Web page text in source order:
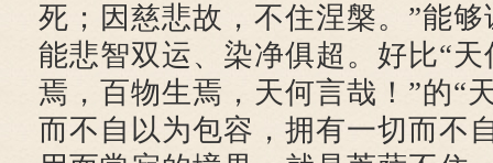
死；因慈悲故，不住涅槃。”能
能悲智双运、染净俱超。好比“
焉，百物生焉，天何言哉！”的“
而不自以为包容，拥有一切而不